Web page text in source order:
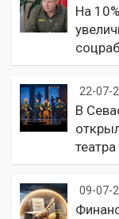
На
22-07-
В
09-07-